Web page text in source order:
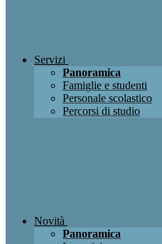
Servizi
Panoramica
Famiglie e studenti
Personale scolastico
Percorsi di studio
Novità
Panoramica